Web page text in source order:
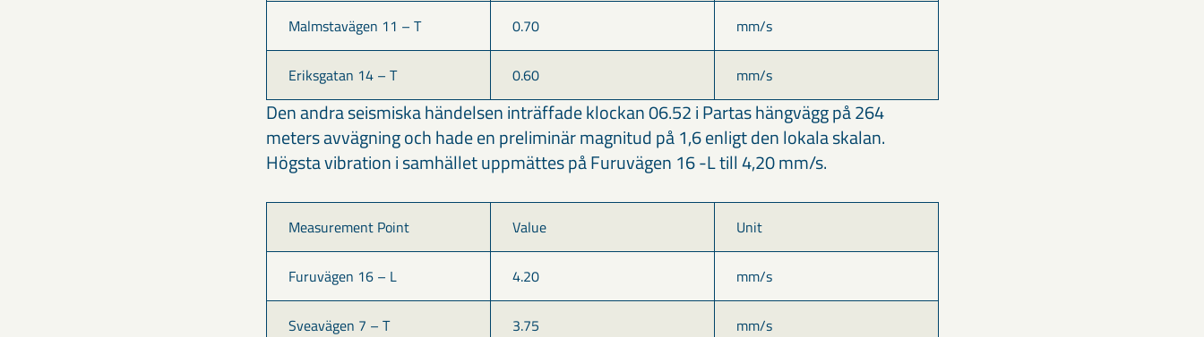
Malmstavägen 11 – T 0.70 mm/s
Eriksgatan 14 – T 0.60 mm/s
Den andra seismiska händelsen inträffade klockan 06.52 i Partas hängvägg på 264
meters avvägning och hade en preliminär magnitud på 1,6 enligt den lokala skalan.
Högsta vibration i samhället uppmättes på Furuvägen 16 -L till 4,20 mm/s.
Measurement Point Value Unit
Furuvägen 16 – L 4.20 mm/s
Sveavägen 7 – T 3.75 mm/s